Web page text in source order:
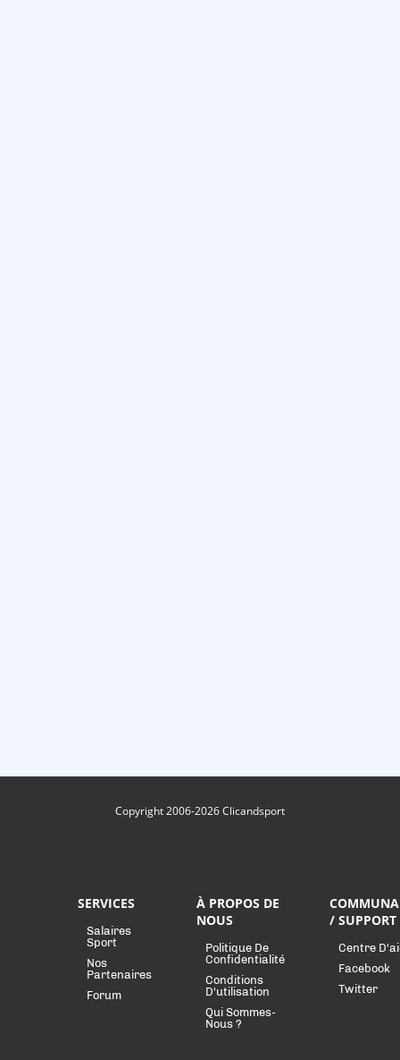
Copyright 2006-2026 Clicandsport
SERVICES
Salaires
Sport
Nos
Partenaires
Forum
À PROPOS DE
NOUS
Politique De
Confidentialité
Conditions
D'utilisation
Qui Sommes-
Nous ?
/ SUPPORT
Centre
Facebook
Twitter